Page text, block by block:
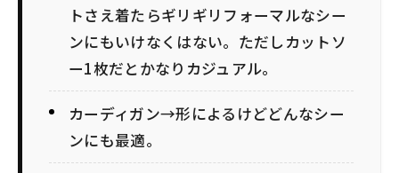
トさえ着たらギリギリフォーマルなシー
ンにもいけなくはない。ただしカットソ
ー1枚だとかなりカジュアル。
カーディガン→形によるけどどんなシー
ンにも最適。